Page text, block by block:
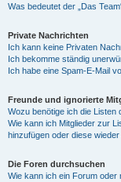
Was bedeutet der „Das
Private Nachrichten
Ich kann keine Privaten
Ich bekomme ständig
Ich habe eine Spam-E-Mail
Freunde und ignorierte
Wozu benötige ich die Listen
Wie kann ich Mitglieder zur
hinzufügen oder diese
Die Foren durchsuchen
Wie kann ich ein Forum